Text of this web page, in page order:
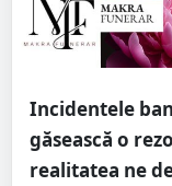
Incidentele
găsească o
realitatea ne